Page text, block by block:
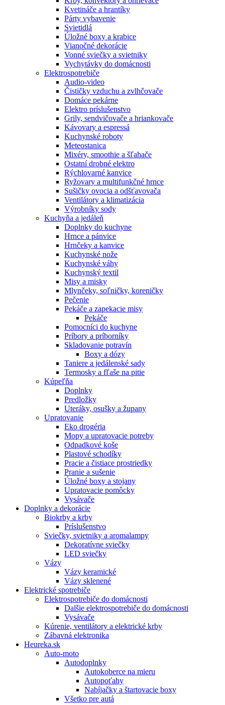
Kvetináče a hrantíky
Párty vybavenie
Svietidlá
Úložné boxy a krabice
Vianočné dekorácie
Vonné sviečky a svietniky
Vychytávky do domácnosti
Elektrospotrebiče
Audio-video
Čističky vzduchu a zvlhčovače
Domáce pekárne
Elektro príslušenstvo
Grily, sendvičovače a hriankovače
Kávovary a espressá
Kuchynské roboty
Meteostanica
Mixéry, smoothie a šľahače
Ostatní drobné elektro
Rýchlovarné kanvice
Ryžovary a multifunkčné hrnce
Sušičky ovocia a odšťavovača
Ventilátory a klimatizácia
Výrobníky sody
Kuchyňa a jedáleň
Doplnky do kuchyne
Hrnce a pánvice
Hrnčeky a kanvice
Kuchynské nože
Kuchynské váhy
Kuchynský textil
Misy a misky
Mlynčeky, soľničky, koreničky
Pečenie
Pekáče a zapekacie misy
Pekáče
Pomocníci do kuchyne
Príbory a príborníky
Skladovanie potravín
Boxy a dózy
Taniere a jedálenské sady
Termosky a fľaše na pitie
Kúpeľňa
Doplnky
Predložky
Uteráky, osušky a župany
Upratovanie
Eko drogéria
Mopy a upratovacie potreby
Odpadkové koše
Plastové schodíky
Pracie a čistiace prostriedky
Pranie a sušenie
Úložné boxy a stojany
Upratovacie pomôcky
Vysávače
Doplnky a dekorácie
Biokrby a krby
Príslušenstvo
Sviečky, svietniky a aromalampy
Dekoratívne sviečky
LED sviečky
Vázy
Vázy keramické
Vázy sklenené
Elektrické spotrebiče
Elektrospotrebiče do domácnosti
Dalšie elektrospotrebiče do domácnosti
Vysávače
Kúrenie, ventilátory a elektrické krby
Zábavná elektronika
Heureka.sk
Auto-moto
Autodoplnky
Autokoberce na mieru
Autopoťahy
Nabíjačky a štartovacie boxy
Všetko pre autá